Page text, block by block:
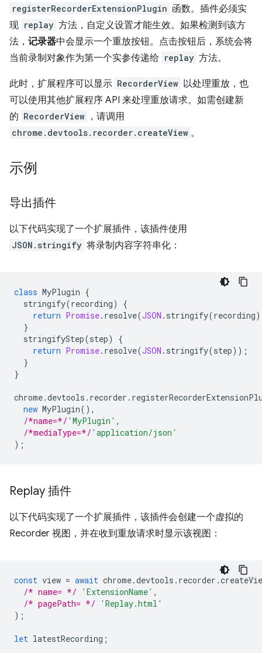
registerRecorderExtensionPlugin 函数。插件必须实
现 replay 方法，自定义设置才能生效。如果检测到该方
法， 记录器中会显示一个重放按钮。点击按钮后，系统会将
当前录制对象作为第一个实参传递给 replay 方法。
此时，扩展程序可以显示 RecorderView 以处理重放，也
可以使用其他扩展程序 API 来处理重放请求。如需创建新
的 RecorderView ，请调用
chrome.devtools.recorder.createView 。
示例
导出插件
以下代码实现了一个扩展插件，该插件使用
JSON.stringify 将录制内容字符串化：
class MyPlugin {
stringify(recording)
{
return Promise. resolve(JSON . stringify(recording
}
stringifyStep(step)
{
return Promise. resolve(JSON . stringify(step));
}
}
chrome.devtools . recorder .
new MyPlugin(),
/*name=*/ 'MyPlugin' ,
/*mediaType=*/ 'application/json'
);
Replay 插件
以下代码实现了一个扩展插件，该插件会创建一个虚拟的
Recorder 视图，并在收到重放请求时显示该视图：
const view = await chrome.devtools . recorder .
/* name= */
'ExtensionName' ,
/* pagePath= */
'Replay.html'
);
let latestRecording ;